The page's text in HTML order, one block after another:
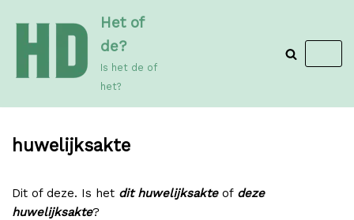
de
inhoud
Het of
de?
Is het de of
het?
huwelijksakte
Dit of deze. Is het dit huwelijksakteof deze
huwelijksakte?